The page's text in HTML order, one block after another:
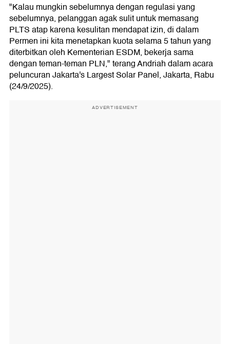
"Kalau mungkin sebelumnya dengan regulasi yang
sebelumnya, pelanggan agak sulit untuk memasang
PLTS atap karena kesulitan mendapat izin, di dalam
Permen ini kita menetapkan kuota selama 5 tahun yang
diterbitkan oleh Kementerian ESDM, bekerja sama
dengan teman-teman PLN," terang Andriah dalam acara
peluncuran Jakarta's Largest Solar Panel, Jakarta, Rabu
(24/9/2025).
ADVERTISEMENT